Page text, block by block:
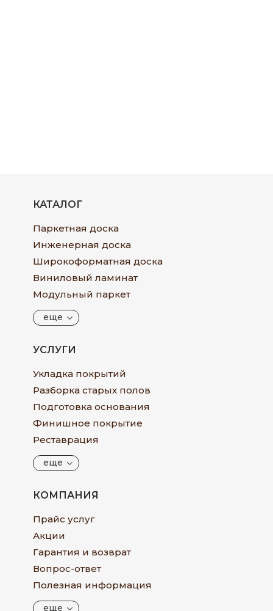
КАТАЛОГ
Паркетная доска
Инженерная доска
Широкоформатная доска
Виниловый ламинат
Модульный паркет
еще
УСЛУГИ
Укладка покрытий
Разборка старых полов
Подготовка основания
Финишное покрытие
Реставрация
еще
КОМПАНИЯ
Прайс услуг
Акции
Гарантия и возврат
Вопрос-ответ
Полезная информация
еще